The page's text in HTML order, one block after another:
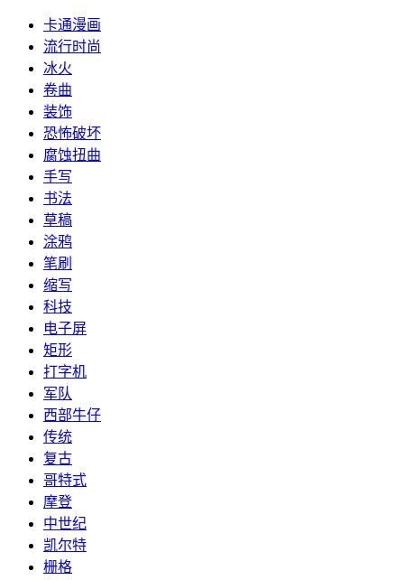
卡通漫画
流行时尚
冰火
卷曲
装饰
恐怖破坏
腐蚀扭曲
手写
书法
草稿
涂鸦
笔刷
缩写
科技
电子屏
矩形
打字机
军队
西部牛仔
传统
复古
哥特式
摩登
中世纪
凯尔特
栅格